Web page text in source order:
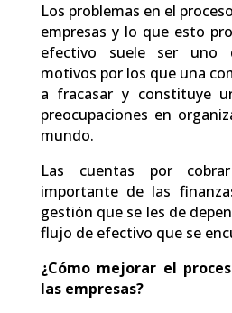
Los problemas en el
empresas y lo que esto
efectivo suele ser uno
motivos por los que una
a fracasar y constituye
preocupaciones en
mundo.
Las cuentas por
importante de las
gestión que se les de
flujo de efectivo que se
¿Cómo mejorar el
las empresas?